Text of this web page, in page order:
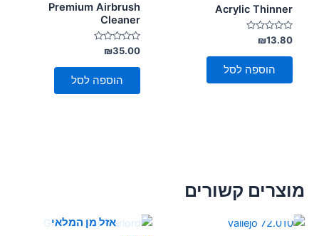
Acrylic Thinner
דורג
0
מתוך
₪13.80
הוספה לסל
Premium Airbrush
Cleaner
דורג
0
מתוך
₪35.00
הוספה לסל
מוצרים קשורים
אזל מן המלאי